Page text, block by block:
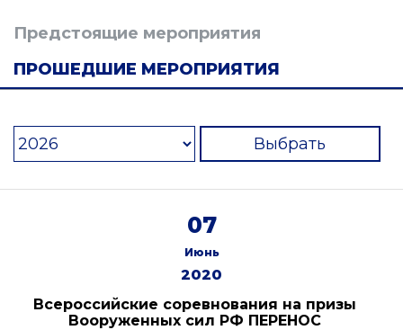
Предстоящие мероприятия
ПРОШЕДШИЕ МЕРОПРИЯТИЯ
Выбрать
07
Июнь
2020
Всероссийские соревнования на призы
Вооруженных сил РФ ПЕРЕНОС